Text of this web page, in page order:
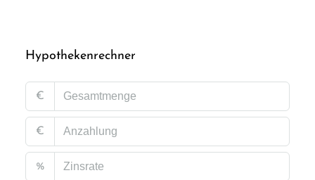
Hypothekenrechner
€
€
%